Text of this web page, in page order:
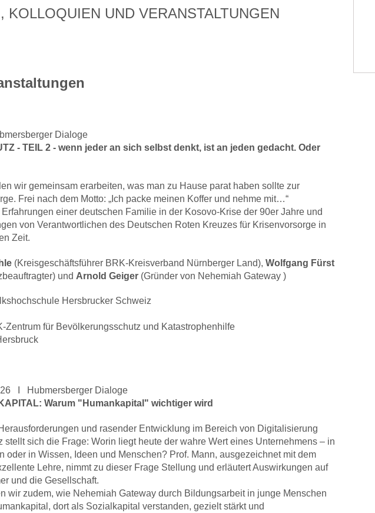
KOLLOQUIEN UND VERANSTALTUNGEN
Dialoge
- TEIL 2 - wenn jeder an sich selbst denkt, ist an jeden gedacht. Oder
wir gemeinsam erarbeiten, was man zu Hause parat haben sollte zur
Frei nach dem Motto: „Ich packe meinen Koffer und nehme mit…“
einer deutschen Familie in der Kosovo-Krise der 90er Jahre und
von Verantwortlichen des Deutschen Roten Kreuzes für Krisenvorsorge in
Zeit.
(Kreisgeschäftsführer BRK-Kreisverband Nürnberger Land), Wolfgang Fürst
und Arnold Geiger (Gründer von Nehemiah Gateway )
Hersbrucker Schweiz
Zentrum für Bevölkerungsschutz und Katastrophenhilfe
I Hubmersberger Dialoge
Warum "Humankapital" wichtiger wird
und rasender Entwicklung im Bereich von Digitalisierung
stellt sich die Frage: Worin liegt heute der wahre Wert eines Unternehmens – in
oder in Wissen, Ideen und Menschen? Prof. Mann, ausgezeichnet mit dem
Lehre, nimmt zu dieser Frage Stellung und erläutert Auswirkungen auf
und die Gesellschaft.
wir zudem, wie Nehemiah Gateway durch Bildungsarbeit in junge Menschen
dort als Sozialkapital verstanden, gezielt stärkt und